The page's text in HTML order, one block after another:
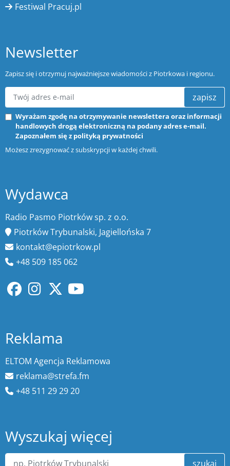
Festiwal Pracuj.pl
Newsletter
Zapisz się i otrzymuj najważniejsze wiadomości z Piotrkowa i regionu.
zapisz
Wyrażam zgodę na otrzymywanie newslettera oraz informacji
handlowych drogą elektroniczną na podany adres e-mail.
Zapoznałem się z polityką prywatności
Możesz zrezygnować z subskrypcji w każdej chwili.
Wydawca
Radio Pasmo Piotrków sp. z o.o.
Piotrków Trybunalski, Jagiellońska 7
kontakt@epiotrkow.pl
+48 509 185 062
Reklama
ELTOM Agencja Reklamowa
reklama@strefa.fm
+48 511 29 29 20
Wyszukaj więcej
szukaj